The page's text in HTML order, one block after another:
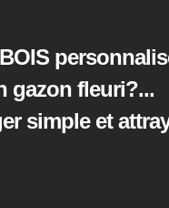
gazon fleuri?...
simple et